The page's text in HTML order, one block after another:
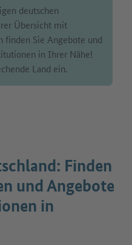
deutschen
Übersicht mit
finden Sie Angebote und
in Ihrer Nähe!
Land ein.
Finden
und Angebote
in